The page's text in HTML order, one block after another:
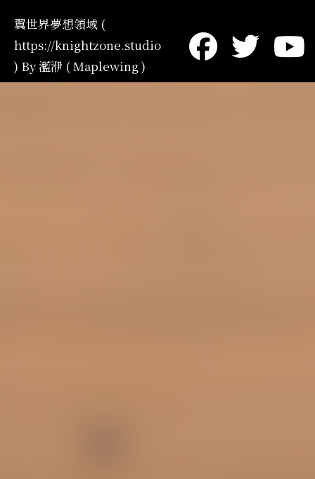
翼世界夢想領域 (
https://knightzone.studio
) By 灆洢 ( Maplewing )